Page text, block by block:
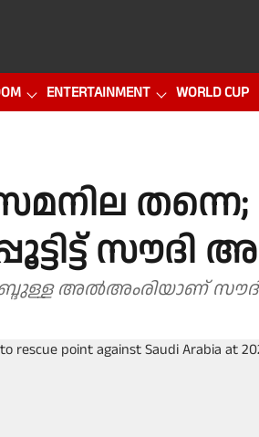
ENTERTAINMENT WORLD CUP
സൗദി
അബ്ദുള്ള അൽഅംരിയാണ്